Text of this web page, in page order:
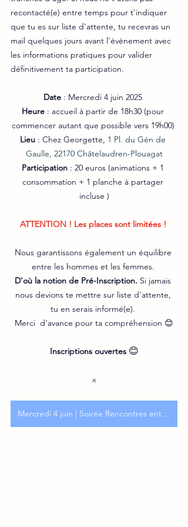
recontacté(e) entre temps pour t'indiquer
que tu es sur liste d'attente, tu recevras un
mail quelques jours avant l'événement avec
les informations pratiques pour valider
définitivement ta participation.
Date : Mercredi 4 juin 2025
Heure : accueil à partir de 18h30 (pour
commencer autant que possible vers 19h00)
Lieu : Chez Georgette, 1 Pl. du Gén de
Gaulle, 22170 Châtelaudren-Plouagat
Participation : 20 euros (animations + 1
consommation + 1 planche à partager
incluse )
ATTENTION ! Les places sont limitées !
Nous garantissons également un équilibre
entre les hommes et les femmes.
D'où la notion de Pré-Inscription. Si jamais
nous devions te mettre sur liste d'attente,
tu en serais informé(e).
Merci  d'avance pour ta compréhension 😊
Inscriptions ouvertes 😊
x
Mercredi 4 juin | Soirée Rencontres entre célibataires Chez Georgette